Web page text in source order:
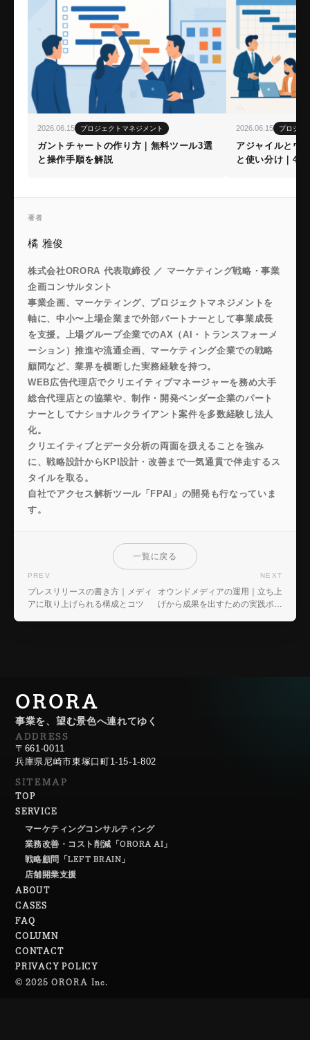
2026.06.15 プロジェクトマネジメント
ガントチャートの作り方｜無料ツール3選
と操作手順を解説
2026.06.15 プロジェ
アジャイルとウ
と使い分け｜4
著者
橘 雅俊
株式会社ORORA 代表取締役 ／ マーケティング戦略・事業
企画コンサルタント
事業企画、マーケティング、プロジェクトマネジメントを
軸に、中小〜上場企業まで外部パートナーとして事業成長
を支援。上場グループ企業でのAX（AI・トランスフォーメ
ーション）推進や流通企画、マーケティング企業での戦略
顧問など、業界を横断した実務経験を持つ。
WEB広告代理店でクリエイティブマネージャーを務め大手
総合代理店との協業や、制作・開発ベンダー企業のパート
ナーとしてナショナルクライアント案件を多数経験し法人
化。
クリエイティブとデータ分析の両面を扱えることを強み
に、戦略設計からKPI設計・改善まで一気通貫で伴走するス
タイルを取る。
自社でアクセス解析ツール「FPAI」の開発も行なっていま
す。
PREV
プレスリリースの書き方｜メディ
アに取り上げられる構成とコツ
一覧に戻る
NEXT
オウンドメディアの運用｜立ち上
げから成果を出すための実践ポイ
ORORA
事業を、望む景色へ連れてゆく
ADDRESS
〒661-0011
兵庫県尼崎市東塚口町1-15-1-802
SITEMAP
TOP
SERVICE
マーケティングコンサルティング
業務改善・コスト削減「ORORA AI」
戦略顧問「LEFT BRAIN」
店舗開業支援
ABOUT
CASES
FAQ
COLUMN
CONTACT
PRIVACY POLICY
© 2025 ORORA Inc.